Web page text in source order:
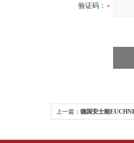
验证码：
上一篇： 德国安士能